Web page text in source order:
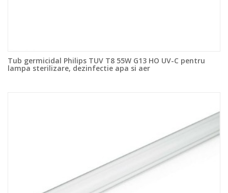
Tub germicidal Philips TUV T8 55W G13 HO UV-C pentru
lampa sterilizare, dezinfectie apa si aer